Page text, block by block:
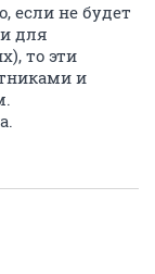
если не будет
для
то эти
и